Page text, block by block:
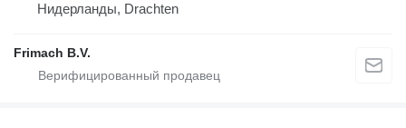
Нидерланды, Drachten
Frimach B.V.